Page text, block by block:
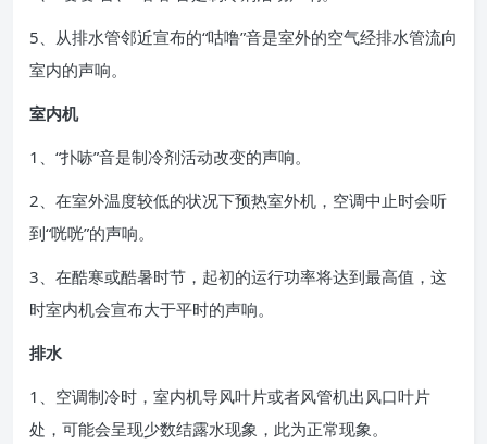
5、从排水管邻近宣布的“咕噜”音是室外的空气经排水管流向
室内的声响。
室内机
1、“扑哧”音是制冷剂活动改变的声响。
2、在室外温度较低的状况下预热室外机，空调中止时会听
到“咣咣”的声响。
3、在酷寒或酷暑时节，起初的运行功率将达到最高值，这
时室内机会宣布大于平时的声响。
排水
1、空调制冷时，室内机导风叶片或者风管机出风口叶片
处，可能会呈现少数结露水现象，此为正常现象。